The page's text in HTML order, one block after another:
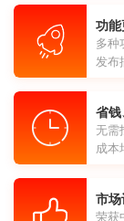
功能
多种
发布
省钱
无需
成本
市场
荣获